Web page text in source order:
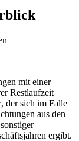
mit einer
Restlaufzeit
der sich im Falle
aus den
ergibt.